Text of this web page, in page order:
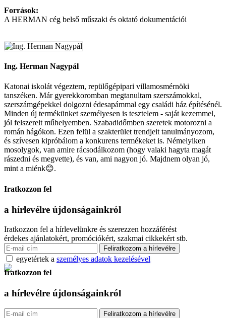
Források:
A HERMAN cég belső műszaki és oktató dokumentációi
Ing. Herman Nagypál
Katonai iskolát végeztem, repülőgépipari villamosmérnöki
tanszéken. Már gyerekkoromban megtanultam szerszámokkal,
szerszámgépekkel dolgozni édesapámmal egy családi ház építésénél.
Minden új termékünket személyesen is tesztelem - saját kezemmel,
jól felszerelt műhelyemben. Szabadidőmben szeretek motorozni a
román hágókon. Ezen felül a szakterület trendjeit tanulmányozom,
és szívesen kipróbálom a konkurens termékeket is. Némelyiken
mosolygok, van amire rácsodálkozom (hogy valaki hagyta magát
rászedni és megvette), és van, ami nagyon jó. Majdnem olyan jó,
mint a miénk😊.
Iratkozzon fel
a hírlevélre újdonságainkról
Iratkozzon fel a hírlevelünkre és szerezzen hozzáférést
érdekes ajánlatokért, promóciókért, szakmai cikkekért stb.
egyetértek a személyes adatok kezelésével
Iratkozzon fel
a hírlevélre újdonságainkról